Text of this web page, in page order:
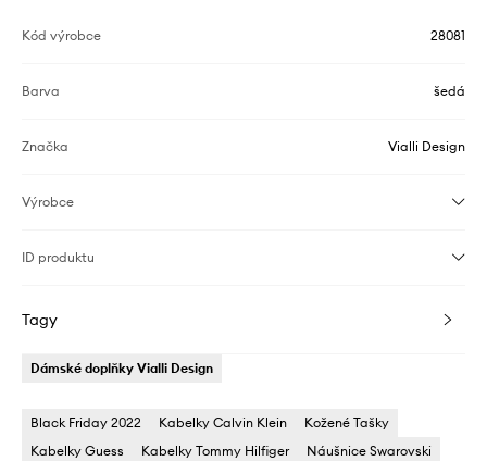
Kód výrobce 28081
Barva šedá
Značka Vialli Design
Výrobce
ID produktu
Tagy
Dámské doplňky Vialli Design
Black Friday 2022 Kabelky Calvin Klein
Kožené Tašky
Kabelky Guess
Kabelky Tommy Hilfiger
Náušnice Swarovski